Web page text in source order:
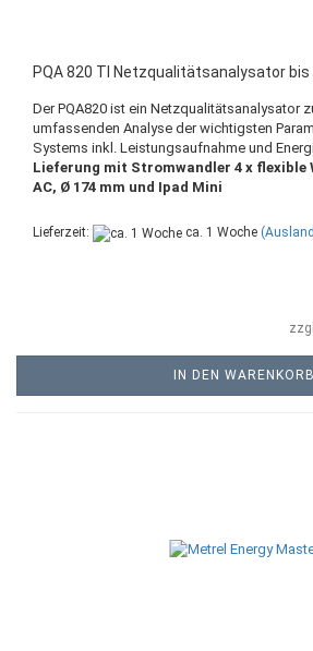
PQA 820 TI Netzqualitätsanalysator bis
Der PQA820 ist ein Netzqualitätsanalysator
umfassenden Analyse der wichtigsten
Systems inkl. Leistungsaufnahme und
Lieferung mit Stromwandler 4 x flexible
AC, Ø 174 mm und Ipad Mini
Lieferzeit: ca. 1 Woche
IN DEN WARENKORB